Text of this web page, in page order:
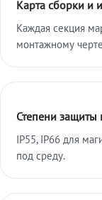
Карта сборки и
Каждая секция
монтажному
Степени защиты
IP55, IP66 для
под среду.